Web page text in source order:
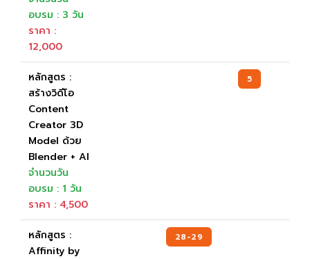
อบรม : 3 วัน
ราคา :
12,000
หลักสูตร :
สร้างวิดีโอ
Content
Creator 3D
Model ด้วย
Blender + AI
จำนวนวัน
อบรม : 1 วัน
ราคา : 4,500
5
หลักสูตร :
Affinity by
28-29